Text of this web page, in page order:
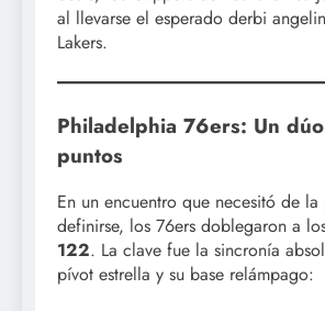
al llevarse el esperado derbi
Lakers.
Philadelphia 76ers: Un
puntos
En un encuentro que necesitó de
definirse, los 76ers doblegaron a
122. La clave fue la sincronía
pívot estrella y su base relámpago: